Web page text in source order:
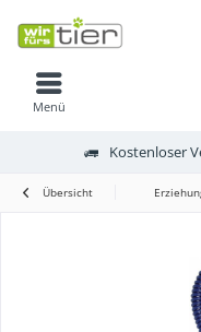
Menü
Kostenloser
Übersicht